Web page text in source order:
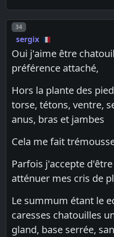
Post number
34
sergix
Oui j'aime être
préférence attaché,
Hors la plante des
torse, tétons, ventre,
anus, bras et jambes
Cela me fait
Parfois j'accepte
atténuer mes cris de
Le summum étant le
caresses chatouilles
gland, base serrée,